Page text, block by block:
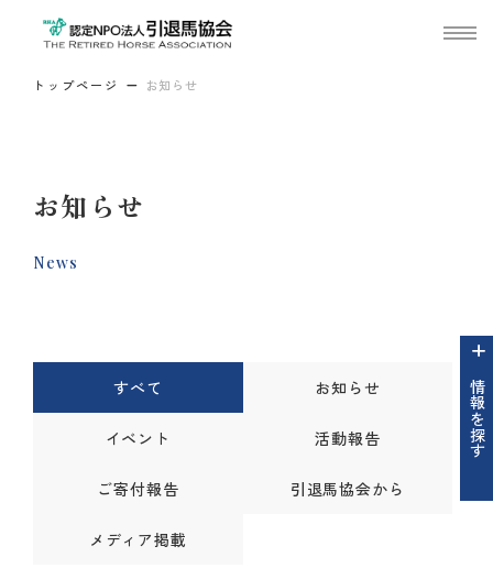
トップページ お知らせ
お知らせ
News
情報を探す
すべて お知らせ
イベント 活動報告
ご寄付報告 引退馬協会から
メディア掲載